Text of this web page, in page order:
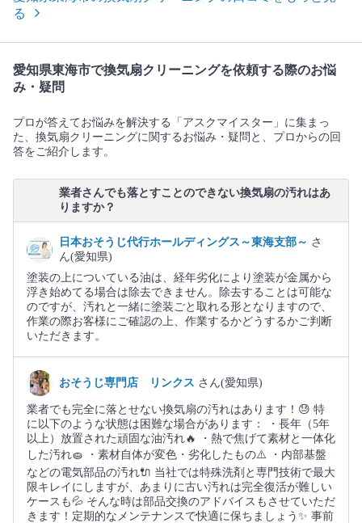
る
愛知県東海市で換気扇クリーニングを依頼する際のお悩
み・疑問
プロが答えてお悩みを解決する「アスクマイスター」に集まっ
た、換気扇クリーニングに関するお悩み・疑問と、プロからの回
答をご紹介します。
業者さんでも落とすことのできない換気扇の汚れはあ
りますか？
日本おそうじ代行ホールディングス～東海支部～ さ
ん(愛知県)
塗装の上についている油は、経年劣化により塗装が金属から
浮き始めてる場合は除去できません。除去することは可能な
のですが、汚れと一緒に塗装ごと取れる形となりますので、
作業の際お客様にご確認の上、作業するかどうするかご判断
いただきます。
おそうじ専門店 リンクス さん(愛知県)
業者でも完全に落とせない換気扇の汚れはあります！😓 特
に以下のような状態は困難な場合があります： ・長年（5年
以上）放置された頑固な油汚れ🔥 ・熱で焦げて素材と一体化
した汚れ🧽 ・素材自体が変色・劣化したもの⚠️ ・内部基盤
などの電気部品の汚れ🔌 当社では特殊洗剤と専門技術で最大
限キレイにしますが、あまりに古い汚れは完全復活が難しい
ケースも💦 そんな時は部品交換のアドバイスもさせていただ
きます！定期的なメンテナンスで快適に保ちましょう✨ 事前